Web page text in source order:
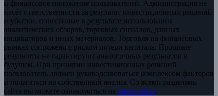
и финансовое положение пользователей. Администрация не
несёт ответственности за результат инвестиционных решений
и убытки, понесённые в результате использования
аналитических обзоров, торговых сигналов, данных
индикаторов и иных материалов. Торговля на финансовых
рынках сопряжена с риском потери капитала. Прошлые
результаты не гарантируют аналогичных результатов в
будущем. При принятии инвестиционных решений
пользователь должен руководствоваться комплексом факторов
и полагаться на собственный анализ. Со всеми разделами
сайта вы можете ознакомиться на карте сайта.